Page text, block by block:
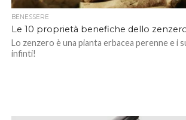
BENESSERE
Le 10 proprietà benefiche dello
Lo zenzero è una pianta erbacea perenne e i
infinti!